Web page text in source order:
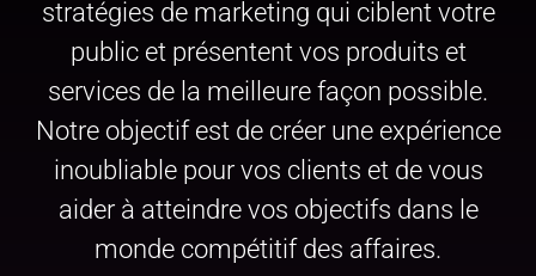
stratégies de marketing qui ciblent votre
public et présentent vos produits et
services de la meilleure façon possible.
Notre objectif est de créer une expérience
inoubliable pour vos clients et de vous
aider à atteindre vos objectifs dans le
monde compétitif des affaires.